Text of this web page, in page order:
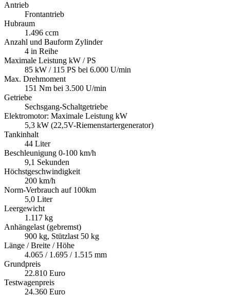
Antrieb
Frontantrieb
Hubraum
1.496 ccm
Anzahl und Bauform Zylinder
4 in Reihe
Maximale Leistung kW / PS
85 kW / 115 PS bei 6.000 U/min
Max. Drehmoment
151 Nm bei 3.500 U/min
Getriebe
Sechsgang-Schaltgetriebe
Elektromotor: Maximale Leistung kW
5,3 kW (22,5V-Riemenstartergenerator)
Tankinhalt
44 Liter
Beschleunigung 0-100 km/h
9,1 Sekunden
Höchstgeschwindigkeit
200 km/h
Norm-Verbrauch auf 100km
5,0 Liter
Leergewicht
1.117 kg
Anhängelast (gebremst)
900 kg, Stützlast 50 kg
Länge / Breite / Höhe
4.065 / 1.695 / 1.515 mm
Grundpreis
22.810 Euro
Testwagenpreis
24.360 Euro